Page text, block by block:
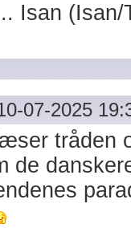
Isan
07-2025
tråden
de